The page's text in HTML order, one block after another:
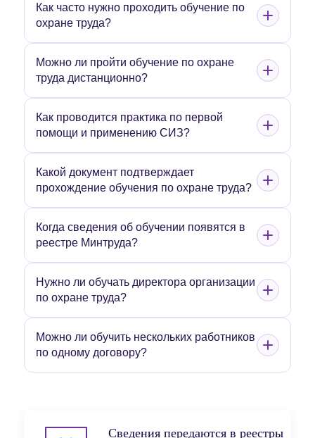
Как часто нужно проходить обучение по
охране труда?
Можно ли пройти обучение по охране
труда дистанционно?
Как проводится практика по первой
помощи и применению СИЗ?
Какой документ подтверждает
прохождение обучения по охране труда?
Когда сведения об обучении появятся в
реестре Минтруда?
Нужно ли обучать директора организации
по охране труда?
Можно ли обучить нескольких работников
по одному договору?
Сведения передаются в реестры